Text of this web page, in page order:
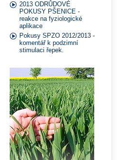
2013 ODRŮDOVÉ
POKUSY PŠENICE -
reakce na fyziologické
aplikace
Pokusy SPZO 2012/2013 -
komentář k podzimní
stimulaci řepek.